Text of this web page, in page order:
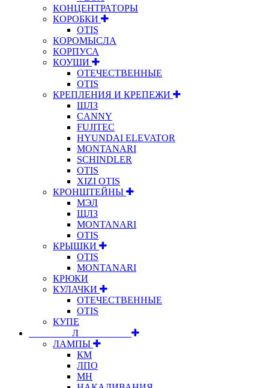
КОНЦЕНТРАТОРЫ
КОРОБКИ
OTIS
КОРОМЫСЛА
КОРПУСА
КОУШИ
ОТЕЧЕСТВЕННЫЕ
OTIS
КРЕПЛЕНИЯ И КРЕПЕЖИ
ЩЛЗ
CANNY
FUJITEC
HYUNDAI ELEVATOR
MONTANARI
SCHINDLER
OTIS
XIZI OTIS
КРОНШТЕЙНЫ
МЭЛ
ЩЛЗ
MONTANARI
OTIS
КРЫШКИ
OTIS
MONTANARI
КРЮКИ
КУЛАЧКИ
ОТЕЧЕСТВЕННЫЕ
OTIS
КУПЕ
⠀⠀⠀⠀⠀⠀Л⠀⠀⠀⠀⠀⠀⠀
ЛАМПЫ
КМ
ЛПО
МН